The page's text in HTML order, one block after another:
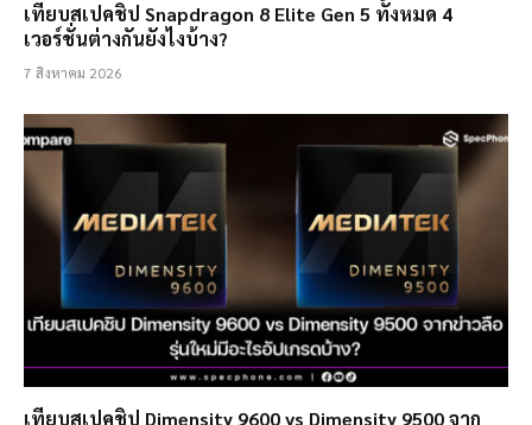
เทียบสเปคชิป Snapdragon 8 Elite Gen 5 ทั้งหมด 4
เวอร์ชั่นต่างกันยังไงบ้าง?
7 สิงหาคม 2026
เทียบสเปคชิป Dimensity 9600 vs Dimensity 9500 จาก